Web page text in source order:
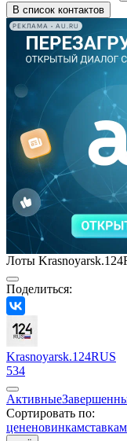
В список контактов
РЕКЛАМА • AU.RU
Лоты
Поделиться:
Krasnoyarsk.124RUS
534
Активные
Сортировать по:
цененовинкамставкам